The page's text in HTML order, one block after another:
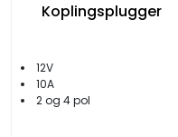
Koplingsplugger
12V
10A
2 og 4 pol